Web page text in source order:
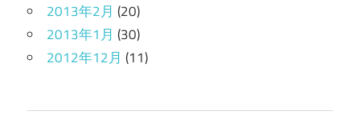
2013年2月 (20)
2013年1月 (30)
2012年12月 (11)